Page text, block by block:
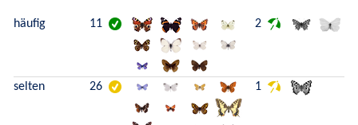
häufig 11 2
selten 26 1